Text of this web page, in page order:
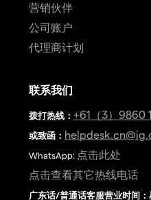
营销伙伴
公司账户
代理商计划
联系我们
拨打热线 ： +61（3）9860
或致函：
WhatsApp: 点击此处
点击查看其它热线电话
广东话/普通话客服营业时间